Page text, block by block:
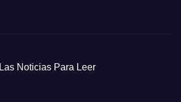
Las Noticias Para Leer